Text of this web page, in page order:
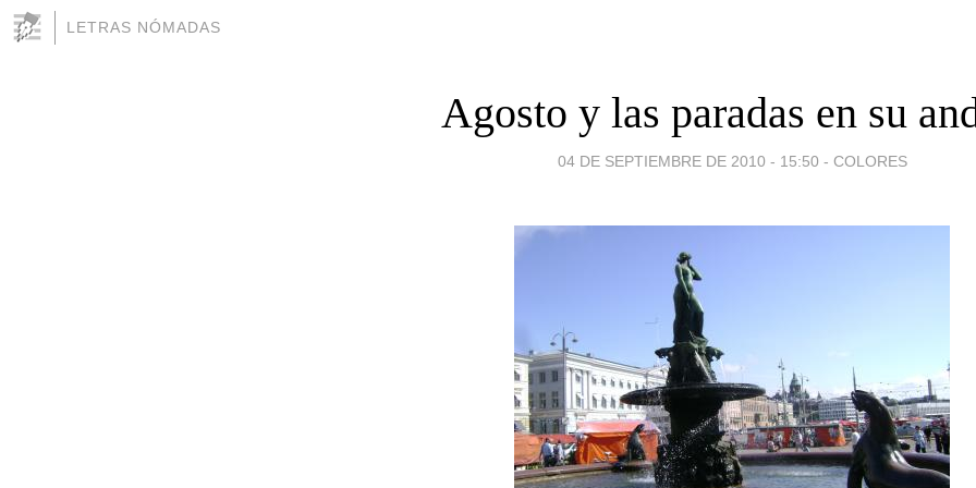
LETRAS NÓMADAS
Agosto y las paradas en su
04 DE SEPTIEMBRE DE 2010 - 15:50 - COLORES